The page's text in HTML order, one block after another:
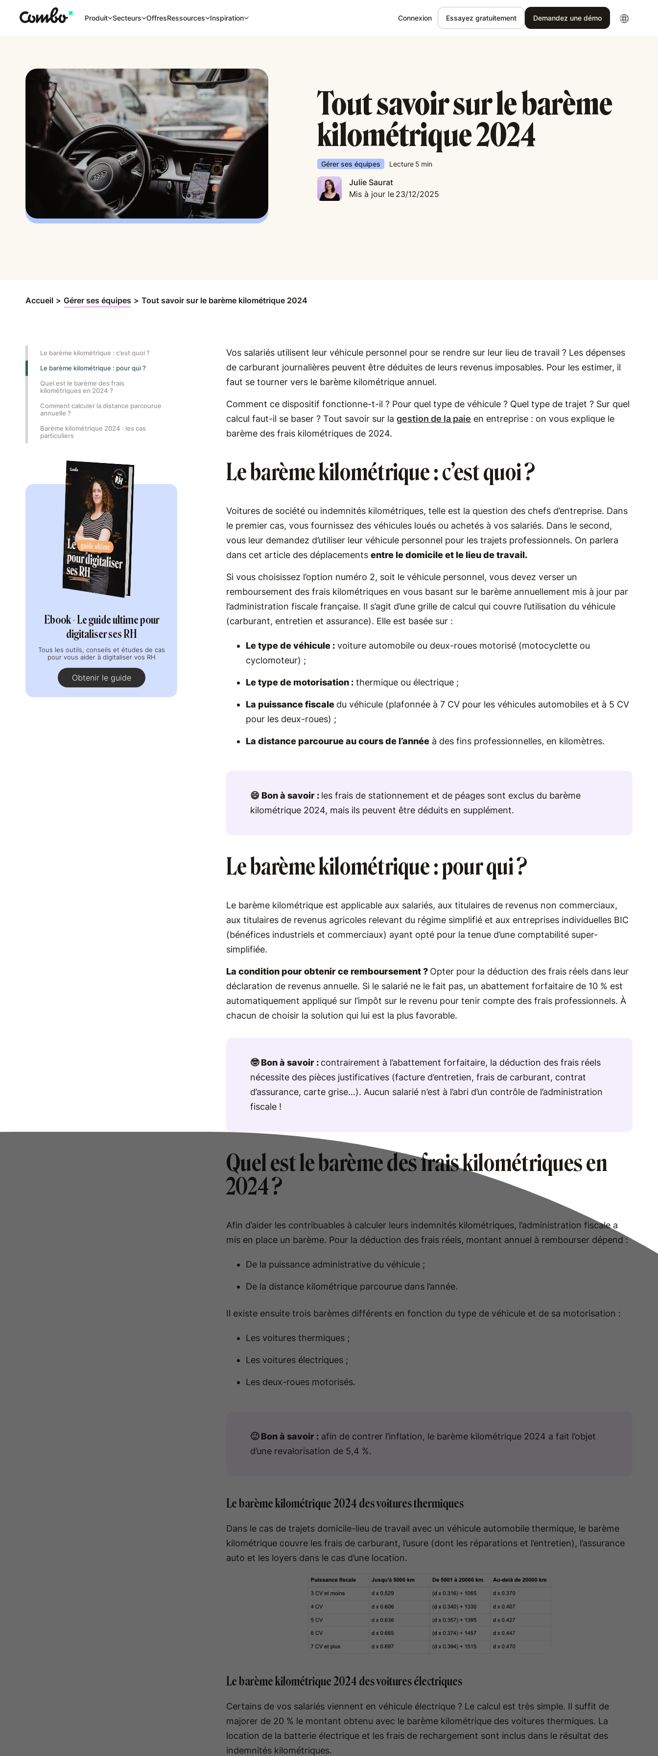
Produit Secteurs OffresRessources Inspiration Connexion Essayez gratuitement Demandez une démo
Tout savoir sur le barème
kilométrique 2024
Gérer ses équipes Lecture 5 min
Julie Saurat
Mis à jour le 23/12/2025
Accueil > Gérer ses équipes > Tout savoir sur le barème kilométrique 2024
Le barème kilométrique : c’est quoi ?
Le barème kilométrique : pour qui ?
Quel est le barème des frais
kilométriques en 2024 ?
Comment calculer la distance parcourue
annuelle ?
Barème kilométrique 2024 : les cas
particuliers
Ebook - Le guide ultime pour
digitaliser ses RH
Tous les outils, conseils et études de cas
pour vous aider à digitaliser vos RH
Obtenir le guide
Vos salariés utilisent leur véhicule personnel pour se rendre sur leur lieu de travail ? Les dépenses
de carburant journalières peuvent être déduites de leurs revenus imposables. Pour les estimer, il
faut se tourner vers le barème kilométrique annuel.
Comment ce dispositif fonctionne-t-il ? Pour quel type de véhicule ? Quel type de trajet ? Sur quel
calcul faut-il se baser ? Tout savoir sur la gestion de la paie en entreprise : on vous explique le
barème des frais kilométriques de 2024.
Le barème kilométrique : c’est quoi ?
Voitures de société ou indemnités kilométriques, telle est la question des chefs d’entreprise. Dans
le premier cas, vous fournissez des véhicules loués ou achetés à vos salariés. Dans le second,
vous leur demandez d’utiliser leur véhicule personnel pour les trajets professionnels. On parlera
dans cet article des déplacements entre le domicile et le lieu de travail.
Si vous choisissez l’option numéro 2, soit le véhicule personnel, vous devez verser un
remboursement des frais kilométriques en vous basant sur le barème annuellement mis à jour par
l’administration fiscale française. Il s’agit d’une grille de calcul qui couvre l’utilisation du véhicule
(carburant, entretien et assurance). Elle est basée sur :
Le type de véhicule : voiture automobile ou deux-roues motorisé (motocyclette ou
cyclomoteur) ;
Le type de motorisation : thermique ou électrique ;
La puissance fiscale du véhicule (plafonnée à 7 CV pour les véhicules automobiles et à 5 CV
pour les deux-roues) ;
La distance parcourue au cours de l’année à des fins professionnelles, en kilomètres.
😄 Bon à savoir : les frais de stationnement et de péages sont exclus du barème
kilométrique 2024, mais ils peuvent être déduits en supplément.
Le barème kilométrique : pour qui ?
Le barème kilométrique est applicable aux salariés, aux titulaires de revenus non commerciaux,
aux titulaires de revenus agricoles relevant du régime simplifié et aux entreprises individuelles BIC
(bénéfices industriels et commerciaux) ayant opté pour la tenue d’une comptabilité super-
simplifiée.
La condition pour obtenir ce remboursement ? Opter pour la déduction des frais réels dans leur
déclaration de revenus annuelle. Si le salarié ne le fait pas, un abattement forfaitaire de 10 % est
automatiquement appliqué sur l’impôt sur le revenu pour tenir compte des frais professionnels. À
chacun de choisir la solution qui lui est la plus favorable.
🤓 Bon à savoir : contrairement à l’abattement forfaitaire, la déduction des frais réels
nécessite des pièces justificatives (facture d’entretien, frais de carburant, contrat
d’assurance, carte grise…). Aucun salarié n’est à l’abri d’un contrôle de l’administration
fiscale !
Quel est le barème des frais kilométriques en
2024 ?
Afin d’aider les contribuables à calculer leurs indemnités kilométriques, l’administration fiscale a
mis en place un barème. Pour la déduction des frais réels, montant annuel à rembourser dépend :
De la puissance administrative du véhicule ;
De la distance kilométrique parcourue dans l’année.
Il existe ensuite trois barèmes différents en fonction du type de véhicule et de sa motorisation :
Les voitures thermiques ;
Les voitures électriques ;
Les deux-roues motorisés.
🙂 Bon à savoir : afin de contrer l’inflation, le barème kilométrique 2024 a fait l’objet
d’une revalorisation de 5,4 %.
Le barème kilométrique 2024 des voitures thermiques
Dans le cas de trajets domicile-lieu de travail avec un véhicule automobile thermique, le barème
kilométrique couvre les frais de carburant, l’usure (dont les réparations et l’entretien), l’assurance
auto et les loyers dans le cas d’une location.
Le barème kilométrique 2024 des voitures électriques
Certains de vos salariés viennent en véhicule électrique ? Le calcul est très simple. Il suffit de
majorer de 20 % le montant obtenu avec le barème kilométrique des voitures thermiques. La
location de la batterie électrique et les frais de rechargement sont inclus dans le résultat des
indemnités kilométriques.